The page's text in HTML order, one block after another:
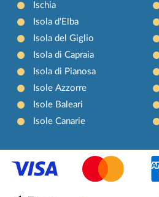
Ischia
Isola d'Elba
Isola del Giglio
Isola di Capraia
Isola di Pianosa
Isole Azzorre
Isole Baleari
Isole Canarie